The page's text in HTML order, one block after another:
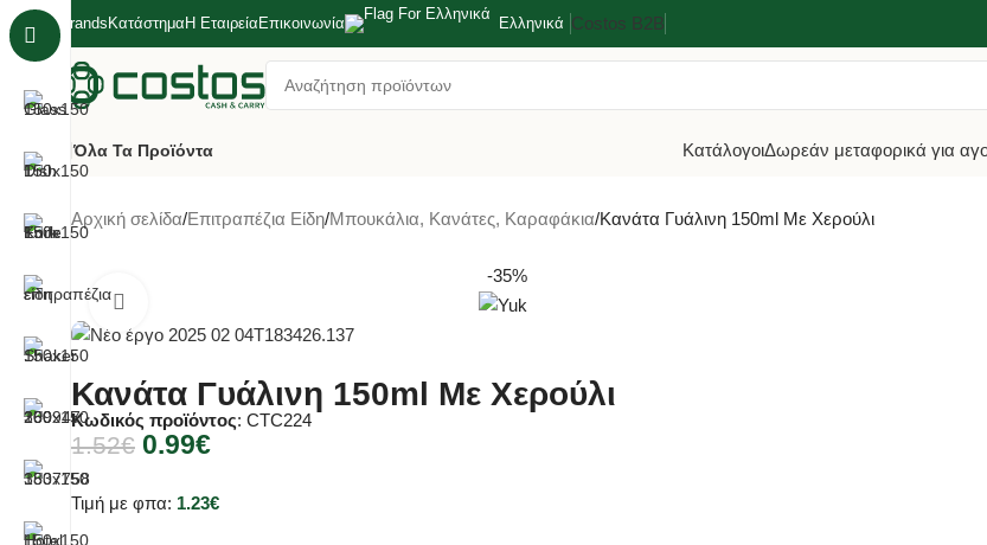
Brands Κατάστημα Η Εταιρεία Επικοινωνία Ελληνικά Costos Β2Β
Όλα Τα Προϊόντα ΚατάλογοιΔωρεάν μεταφορικά για
Αρχική σελίδα Επιτραπέζια Είδη Μπουκάλια, Κανάτες, Καραφάκια Κανάτα Γυάλινη 150ml Με Χερούλι
-35%
Κανάτα Γυάλινη 150ml Με Χερούλι
Κωδικός προϊόντος: CTC224
1.52€ 0.99€
Τιμή με φπα: 1.23€